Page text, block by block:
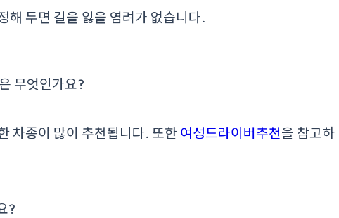
해 두면 길을 잃을 염려가 없습니다.
무엇인가요?
차종이 많이 추천됩니다. 또한 여성드라이버추천을 참고하
?